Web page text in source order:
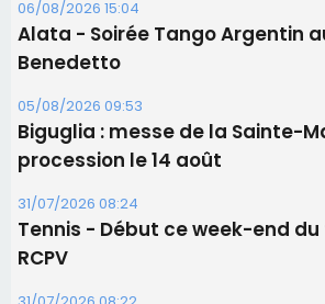
06/08/2026 15:57
Ucciani – Marché des
11 août
06/08/2026 15:25
Corte – L’association A Nuciola
projection sous les étoiles
06/08/2026 15:04
Alata - Soirée Tango Argentin
Benedetto